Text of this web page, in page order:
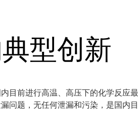
型创新
前进行高温、高压下的化学反应
问题，无任何泄漏和污染，是国内